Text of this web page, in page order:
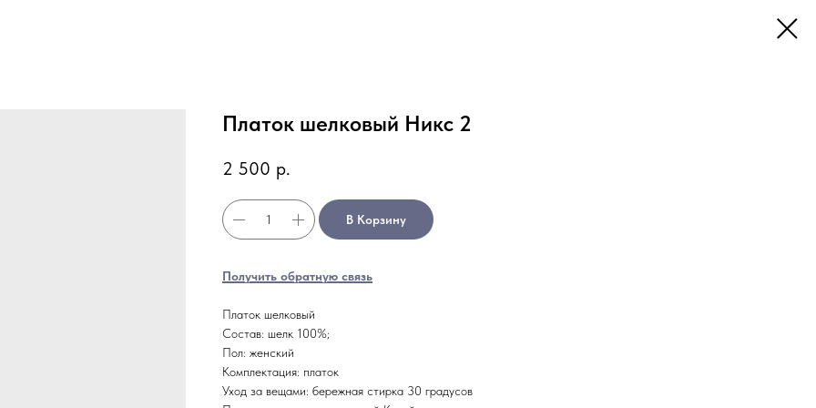
Платок шелковый Никс 2
2 500 р.
В Корзину
Получить обратную связь
Платок шелковый
Состав: шелк 100%;
Пол: женский
Комплектация: платок
Уход за вещами: бережная стирка 30 градусов